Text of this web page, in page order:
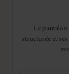
Le pantalon
structurée et